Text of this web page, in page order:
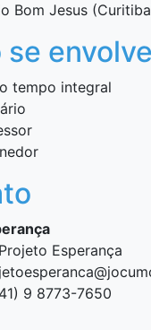
Bom Jesus
se
tempo integral
Projeto Esperança
9 8773-7650